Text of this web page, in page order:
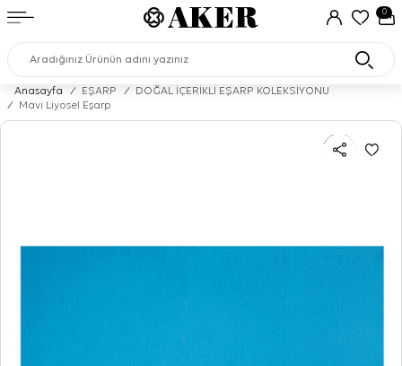
0
Anasayfa / EŞARP /
DOĞAL İÇERİKLİ EŞARP KOLEKSİYONU
/
Mavi Liyosel Eşarp